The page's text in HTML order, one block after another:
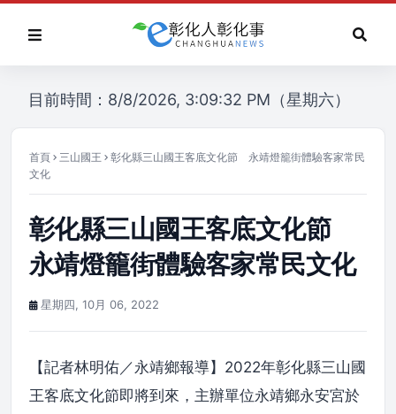
目前時間：8/8/2026, 3:09:32 PM（星期六）
首頁 三山國王
彰化縣三山國王客底文化節 永靖燈籠街體驗客家常民
文化
彰化縣三山國王客底文化節
永靖燈籠街體驗客家常民文化
星期四, 10月 06, 2022
【記者林明佑／永靖鄉報導】2022年彰化縣三山國
王客底文化節即將到來，主辦單位永靖鄉永安宮於